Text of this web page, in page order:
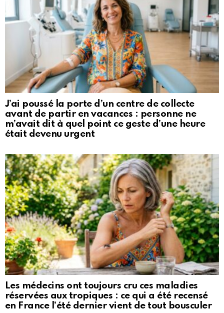
J’ai poussé la porte d’un centre de collecte
avant de partir en vacances : personne ne
m’avait dit à quel point ce geste d’une heure
était devenu urgent
Les médecins ont toujours cru ces maladies
réservées aux tropiques : ce qui a été recensé
en France l’été dernier vient de tout bousculer